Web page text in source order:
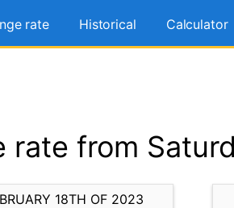
rate Historical Calculator
rate from
18TH OF 2023